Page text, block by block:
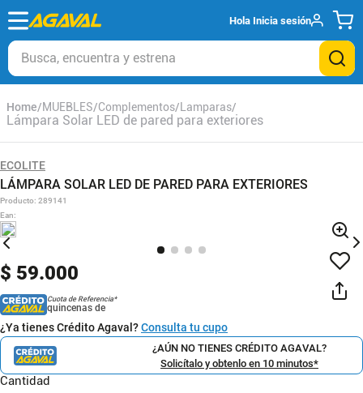
Hola Inicia sesión
Busca, encuentra y estrena
MUEBLES Complementos Lamparas
Lámpara Solar LED de pared para exteriores
ECOLITE
LÁMPARA SOLAR LED DE PARED PARA EXTERIORES
Producto: 289141
Ean:
$ 59.000
Cuota de Referencia*
quincenas de
¿Ya tienes Crédito Agaval?Consulta tu cupo
¿AÚN NO TIENES CRÉDITO AGAVAL?
Solicítalo y obtenlo en 10 minutos*
Cantidad